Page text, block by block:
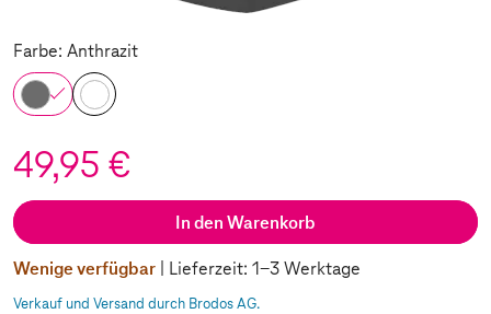
Farbe: Anthrazit
49,95 €
In den Warenkorb
Wenige verfügbar | Lieferzeit: 1-3 Werktage
Verkauf und Versand durch Brodos AG.